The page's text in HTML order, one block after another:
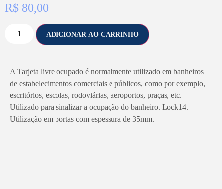
R$ 80,00
ADICIONAR AO CARRINHO
A Tarjeta livre ocupado é normalmente utilizado em banheiros
de estabelecimentos comerciais e públicos, como por exemplo,
escritórios, escolas, rodoviárias, aeroportos, praças, etc.
Utilizado para sinalizar a ocupação do banheiro. Lock14.
Utilização em portas com espessura de 35mm.